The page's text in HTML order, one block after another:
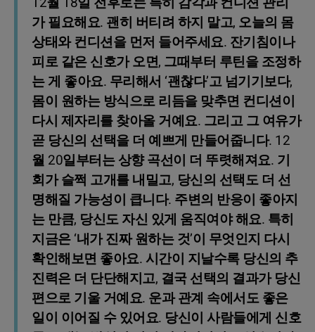
가 필요해요. 괜히 버티려 하지 말고, 오늘의 몸
상태와 컨디션을 먼저 들어주세요. 잔기침이나
피로 같은 신호가 오면, 그때부터 루틴을 조정하
는 게 좋아요. 무리해서 ‘괜찮다’고 넘기기보다,
몸이 원하는 방식으로 리듬을 맞추면 컨디션이
다시 제자리를 찾아올 거예요. 그리고 그 여유가
곧 당신의 선택을 더 예쁘게 만들어줍니다. 12
월 20일부터는 상향 곡선이 더 뚜렷해져요. 기
회가 슬쩍 고개를 내밀고, 당신의 선택도 더 선
명해질 가능성이 큽니다. 주변의 반응이 좋아지
는 만큼, 당신도 자신 있게 움직여야 해요. 특히
지금은 ‘내가 진짜 원하는 것’이 무엇인지 다시
확인해보면 좋아요. 시간이 지날수록 당신의 추
진력은 더 단단해지고, 결국 선택의 결과가 당신
편으로 기울 거예요. 운과 관계 속에서도 좋은
일이 이어질 수 있어요. 당신이 사람들에게 신호